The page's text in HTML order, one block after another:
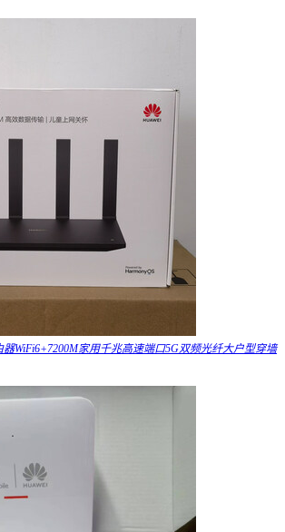
器WiFi6+7200M家用千兆高速端口5G双频光纤大户型穿墙